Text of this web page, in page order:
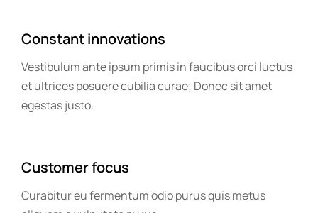
Constant innovations
Vestibulum ante ipsum primis in faucibus orci luctus
et ultrices posuere cubilia curae; Donec sit amet
egestas justo.
Customer focus
Curabitur eu fermentum odio purus quis metus